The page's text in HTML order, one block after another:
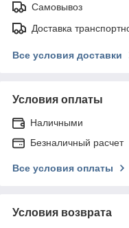
Самовывоз
Доставка
Все условия доставки
Условия оплаты
Наличными
Безналичный расчет
Все условия оплаты
Условия возврата